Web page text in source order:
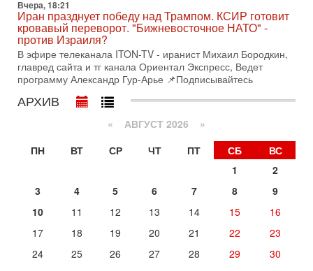
Выборы в Израиле в опасности?! ШАБАК формирует
спецотдел
В этом выпуске мы разбираем одну из самых тревожных
тем израильской политики. Известно, что израильская
Служба общей безопасности (ШАБАК) создала
3-08-2026, 08:32
Трамп и Иран: последний шанс - НОВОСТИ
03/08/2026
переговоров с Ираном, но Тегеран пока не подтвердил
готовность к диалогу. По словам американского
2-08-2026, 08:42
Трамп отменил удар по Ирану - НОВОСТИ
Президент США Дональд Трамп сегодня заявил об отмене
подготовленного удара по Ирану после обращений
Сегодня, 19:21
Тревога в Израиле: Эрдоган сколачивает Исламское
Вчера, 18:21
Иран празднует победу над Трампом. КСИР готовит
кровавый переворот. "Бижневосточное НАТО" -
против Израиля?
В эфире телеканала ITON-TV - иранист Михаил Бородкин,
главред сайта и тг канала Ориентал Экспресс, Ведет
программу Александр Гур-Арье 📌Подписывайтесь
АРХИВ
« АВГУСТ 2026 »
ПН
ВТ СР ЧТ ПТ СБ
ВС
1
2
3
4 5 6 7 8
9
10
11 12 13 14 15
16
17
18 19 20 21 22
23
24
25 26 27 28 29
30